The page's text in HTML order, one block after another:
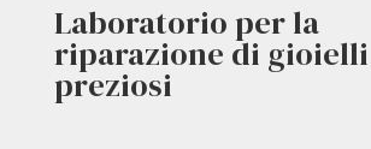
Laboratorio per la
riparazione di
preziosi